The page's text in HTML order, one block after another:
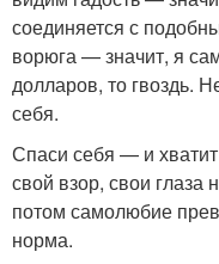
соединяется с
ворюга — значит, я
долларов, то гвоздь.
себя.
Спаси себя — и
свой взор, свои глаза
потом самолюбие
норма.